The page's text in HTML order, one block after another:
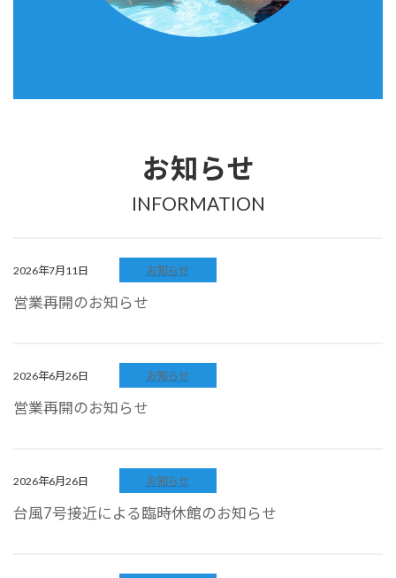
お知らせ
INFORMATION
2026年7月11日 お知らせ
営業再開のお知らせ
2026年6月26日 お知らせ
営業再開のお知らせ
2026年6月26日 お知らせ
台風7号接近による臨時休館のお知らせ